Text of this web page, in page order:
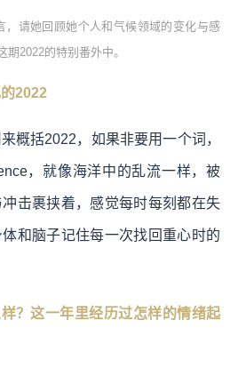
，请她回顾她个人和气候领域的变化与感
2022的特别番外中。
2022
概括2022，如果非要用一个词，
，就像海洋中的乱流一样，被
击裹挟着，感觉每时每刻都在失
和脑子记住每一次找回重心时的
？这一年里经历过怎样的情绪起